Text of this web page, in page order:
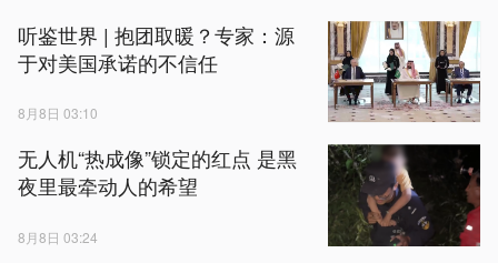
听鉴世界 | 抱团取暖？专家：源
于对美国承诺的不信任
8月8日 03:10
无人机“热成像”锁定的红点 是黑
夜里最牵动人的希望
8月8日 03:24